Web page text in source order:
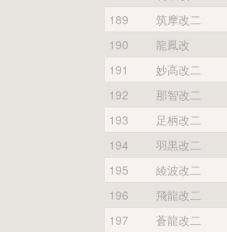
189
筑摩改二
190
龍鳳改
191
妙高改二
192
那智改二
193
足柄改二
194
羽黒改二
195
綾波改二
196
飛龍改二
197
蒼龍改二